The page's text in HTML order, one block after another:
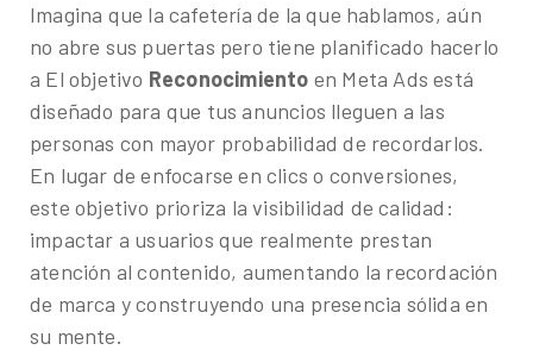
Imagina que la cafetería de la que hablamos, aún
no abre sus puertas pero tiene planificado hacerlo
a El objetivo Reconocimiento en Meta Ads está
diseñado para que tus anuncios lleguen a las
personas con mayor probabilidad de recordarlos.
En lugar de enfocarse en clics o conversiones,
este objetivo prioriza la visibilidad de calidad:
impactar a usuarios que realmente prestan
atención al contenido, aumentando la recordación
de marca y construyendo una presencia sólida en
su mente.